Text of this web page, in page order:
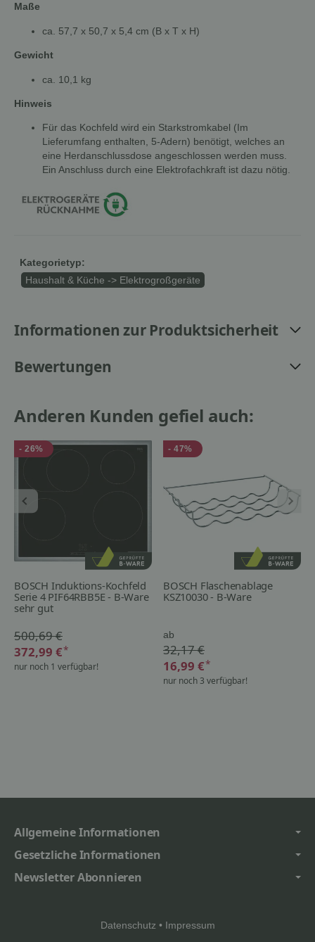
Maße
ca. 57,7 x 50,7 x 5,4 cm (B x T x H)
Gewicht
ca. 10,1 kg
Hinweis
Für das Kochfeld wird ein Starkstromkabel (Im
Lieferumfang enthalten, 5-Adern) benötigt, welches an
eine Herdanschlussdose angeschlossen werden muss.
Ein Anschluss durch eine Elektrofachkraft ist dazu nötig.
Kategorietyp:
Haushalt & Küche -> Elektrogroßgeräte
Informationen zur Produktsicherheit
Bewertungen
Anderen Kunden gefiel auch:
- 26%
BOSCH Induktions-Kochfeld
Serie 4 PIF64RBB5E - B-Ware
sehr gut
500,69 €
372,99 €*
nur noch 1 verfügbar!
- 47%
BOSCH Flaschenablage
KSZ10030 - B-Ware
ab
32,17 €
16,99 €*
nur noch 3 verfügbar!
Allgemeine Informationen
Gesetzliche Informationen
Newsletter Abonnieren
Datenschutz • Impressum